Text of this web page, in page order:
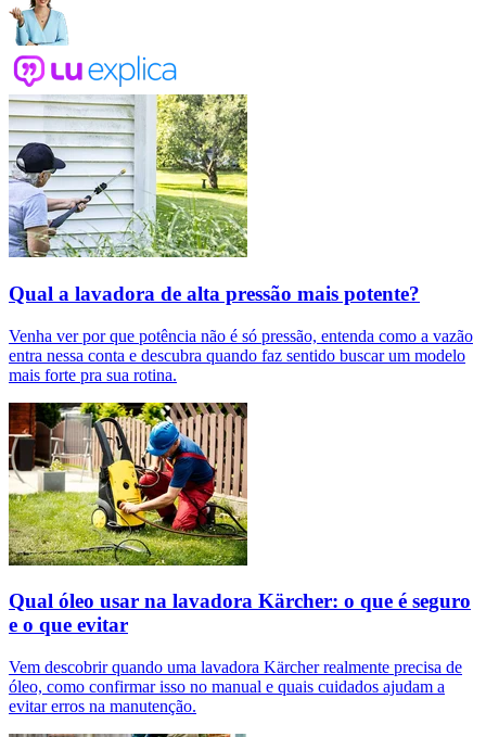
Qual a lavadora de alta pressão mais potente?
Venha ver por que potência não é só pressão, entenda como a vazão
entra nessa conta e descubra quando faz sentido buscar um modelo
mais forte pra sua rotina.
Qual óleo usar na lavadora Kärcher: o que é seguro
e o que evitar
Vem descobrir quando uma lavadora Kärcher realmente precisa de
óleo, como confirmar isso no manual e quais cuidados ajudam a
evitar erros na manutenção.